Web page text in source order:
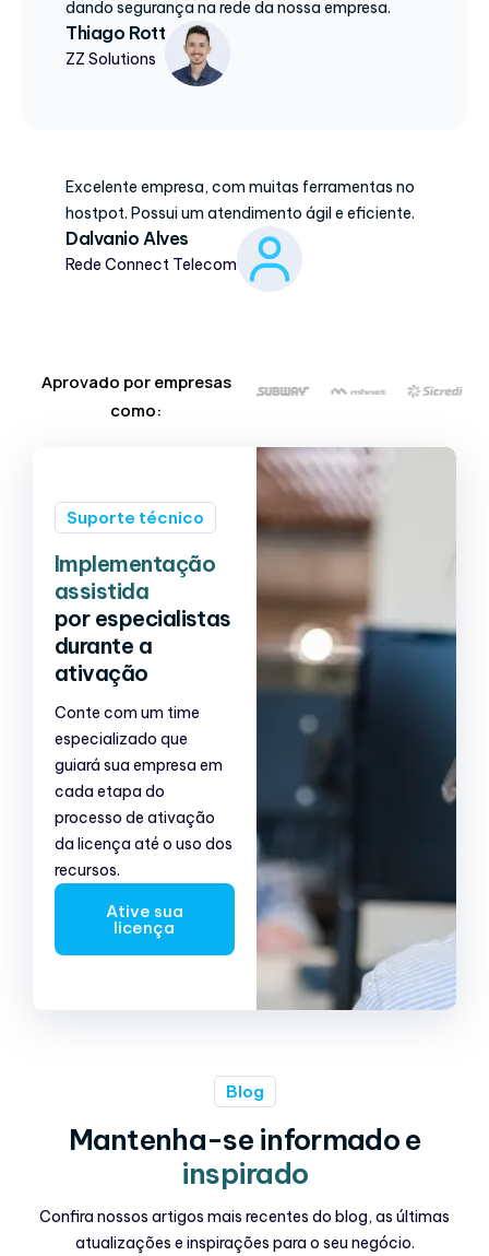
dando segurança na rede da nossa empresa.
Thiago Rott
ZZ Solutions
Excelente empresa, com muitas ferramentas no
hostpot. Possui um atendimento ágil e eficiente.
Dalvanio Alves
Rede Connect Telecom
Aprovado por empresas
como:
Suporte técnico
Implementação
assistida
por especialistas
durante a
ativação
Conte com um time
especializado que
guiará sua empresa em
cada etapa do
processo de ativação
da licença até o uso dos
recursos.
Ative sua
licença
Blog
Mantenha-se informado e
inspirado
Confira nossos artigos mais recentes do blog, as últimas
atualizações e inspirações para o seu negócio.